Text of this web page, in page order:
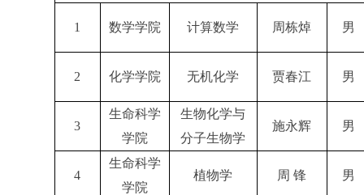
1 数学学院 计算数学 周栋焯 男
2 化学学院 无机化学 贾春江 男
3
生命科学
学院
生物化学与
分子生物学
施永辉 男
4
生命科学
学院
植物学 周 锋 男